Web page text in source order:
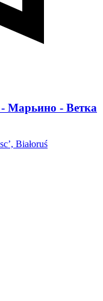
Марьино - Ветка
Białoruś